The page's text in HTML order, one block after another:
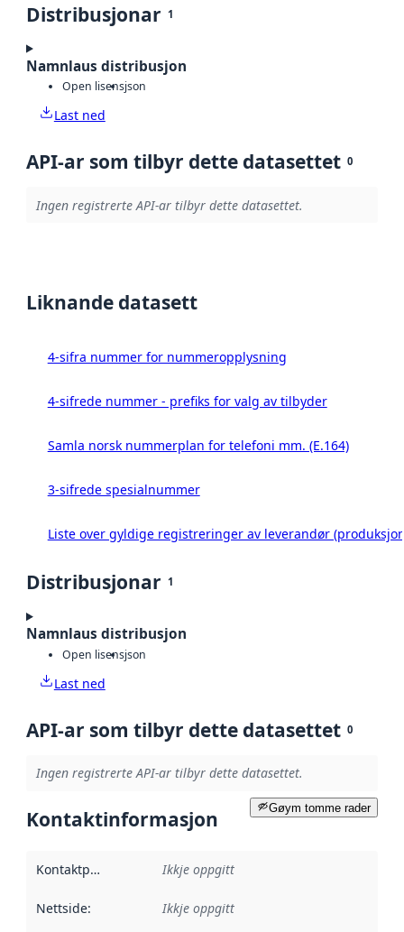
Distribusjonar 1
Namnlaus distribusjon
Open lisensjson
Last ned
API-ar som tilbyr dette datasettet 0
Ingen registrerte API-ar tilbyr dette datasettet.
Liknande datasett
4-sifra nummer for nummeropplysning
4-sifrede nummer - prefiks for valg av tilbyder
Samla norsk nummerplan for telefoni mm. (E.164)
3-sifrede spesialnummer
Liste over gyldige registreringer av leverandør
Distribusjonar 1
Namnlaus distribusjon
Open lisensjson
Last ned
API-ar som tilbyr dette datasettet 0
Ingen registrerte API-ar tilbyr dette datasettet.
Gøym tomme rader
Kontaktinformasjon
Kontaktpunkt Ikkje oppgitt
Nettside: Ikkje oppgitt